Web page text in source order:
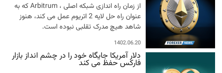
از زمان راه اندازی شبکه اصلی ، Arbitrum که به
عنوان راه حل لایه 2 اتریوم عمل می کند، هنوز
شاهد هیچ مدرک تقلبی نبوده است.
1402.06.20
دلار آمریکا جایگاه خود را در چشم انداز بازار
فارکس حفظ می کند